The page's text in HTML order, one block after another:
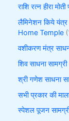
राशि रत्न हीरा
लैमिनेशन किये
Home Temple
वशीकरण मंत्र
शिव साधना सामग्री
श्री गणेश साधना
सभी प्रकार की
स्पेशल पूजन